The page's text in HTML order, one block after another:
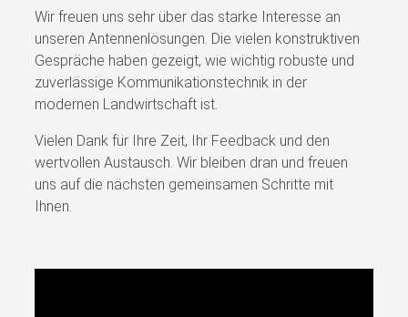
Wir freuen uns sehr über das starke Interesse an
unseren Antennenlösungen. Die vielen konstruktiven
Gespräche haben gezeigt, wie wichtig robuste und
zuverlässige Kommunikationstechnik in der
modernen Landwirtschaft ist.
Vielen Dank für Ihre Zeit, Ihr Feedback und den
wertvollen Austausch. Wir bleiben dran und freuen
uns auf die nächsten gemeinsamen Schritte mit
Ihnen.